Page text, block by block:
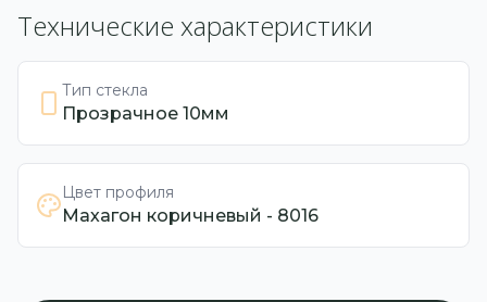
Технические характеристики
Тип стекла
Прозрачное 10мм
Цвет профиля
Махагон коричневый - 8016